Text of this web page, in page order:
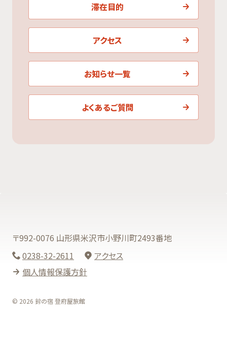
滞在目的
アクセス
お知らせ一覧
よくあるご質問
〒992-0076 山形県米沢市小野川町2493番地
0238-32-2611
アクセス
個人情報保護方針
© 2026 鈴の宿 登府屋旅館